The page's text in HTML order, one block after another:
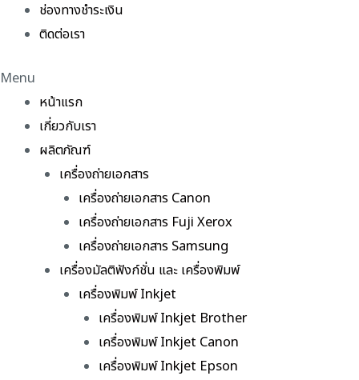
ช่องทางชำระเงิน
ติดต่อเรา
Menu
หน้าแรก
เกี่ยวกับเรา
ผลิตภัณฑ์
เครื่องถ่ายเอกสาร
เครื่องถ่ายเอกสาร Canon
เครื่องถ่ายเอกสาร Fuji Xerox
เครื่องถ่ายเอกสาร Samsung
เครื่องมัลติฟังก์ชั่น และ เครื่องพิมพ์
เครื่องพิมพ์ Inkjet
เครื่องพิมพ์ Inkjet Brother
เครื่องพิมพ์ Inkjet Canon
เครื่องพิมพ์ Inkjet Epson